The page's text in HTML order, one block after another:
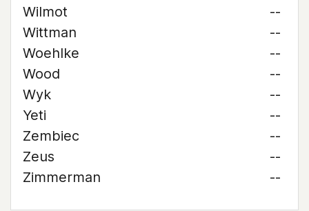
Wilmot
--
Wittman
--
Woehlke
--
Wood
--
Wyk
--
Yeti
--
Zembiec
--
Zeus
--
Zimmerman
--